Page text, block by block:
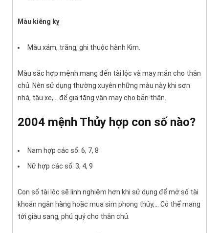
Màu kiêng kỵ
Màu xám, trắng, ghi thuộc hành Kim.
Màu sắc hợp mệnh mang đến tài lộc và may mắn cho thân
chủ. Nên sử dụng thường xuyên những màu này khi sơn
nhà, tậu xe,… để gia tăng vận may cho bản thân.
2004 mệnh Thủy hợp con số nào?
Nam hợp các số: 6, 7, 8
Nữ hợp các số: 3, 4, 9
Con số tài lộc sẽ linh nghiệm hơn khi sử dụng để mở số tài
khoản ngân hàng hoặc mua sim phong thủy,… Có thể mang
tới giàu sang, phú quý cho thân chủ.